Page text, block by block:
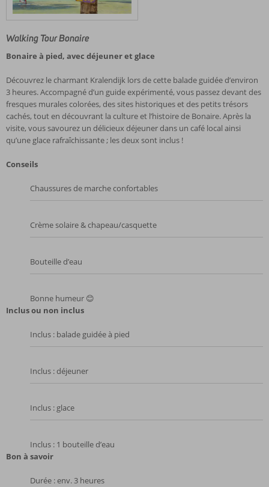
Walking Tour Bonaire
Bonaire à pied, avec déjeuner et glace
Découvrez le charmant Kralendijk lors de cette balade guidée d’environ
3 heures. Accompagné d’un guide expérimenté, vous passez devant des
fresques murales colorées, des sites historiques et des petits trésors
cachés, tout en découvrant la culture et l’histoire de Bonaire. Après la
visite, vous savourez un délicieux déjeuner dans un café local ainsi
qu’une glace rafraîchissante ; les deux sont inclus !
Conseils
Chaussures de marche confortables
Crème solaire & chapeau/casquette
Bouteille d’eau
Bonne humeur 😊
Inclus ou non inclus
Inclus : balade guidée à pied
Inclus : déjeuner
Inclus : glace
Inclus : 1 bouteille d’eau
Bon à savoir
Durée : env. 3 heures